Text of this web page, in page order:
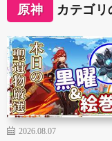
原神 カテゴ
2026.08.07